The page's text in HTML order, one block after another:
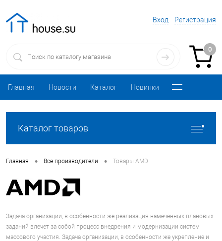
Вход Регистрация
0
Главная Новости Каталог Новинки
Каталог товаров
Главная • Все производители • Товары AMD
Задача организации, в особенности же реализация намеченных плановых
заданий влечет за собой процесс внедрения и модернизации систем
массового участия. Задача организации, в особенности же укрепление и